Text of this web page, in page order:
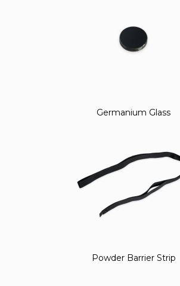
Germanium Glass
Powder Barrier Strip